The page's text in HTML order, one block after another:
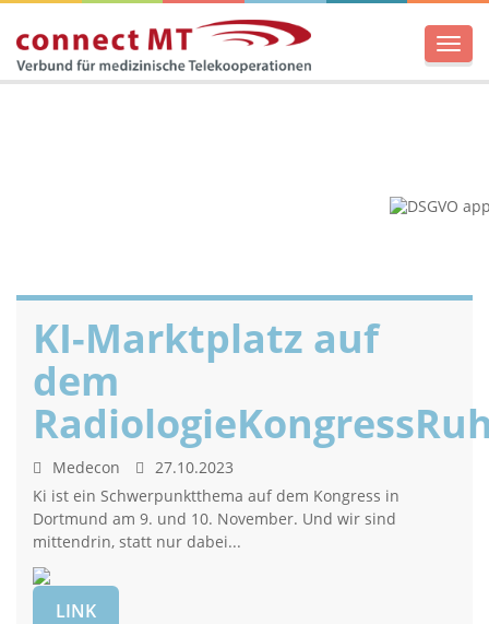
Menü
KI-Marktplatz auf
dem
Medecon
27.10.2023
Ki ist ein Schwerpunktthema auf dem Kongress in
Dortmund am 9. und 10. November. Und wir sind
mittendrin, statt nur dabei...
LINK